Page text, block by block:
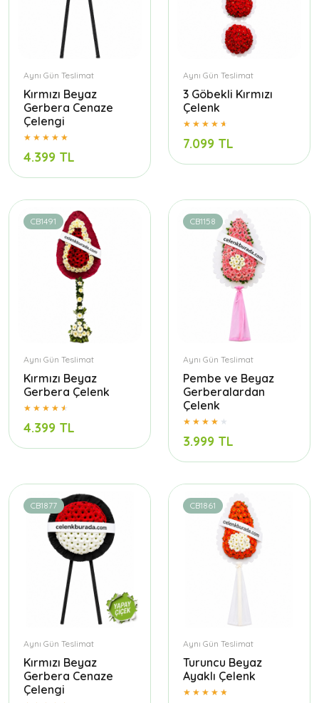
Aynı Gün Teslimat
Kırmızı Beyaz
Gerbera Cenaze
Çelengi
4.399 TL
Aynı Gün Teslimat
3 Göbekli Kırmızı
Çelenk
7.099 TL
CB1491
Aynı Gün Teslimat
Kırmızı Beyaz
Gerbera Çelenk
4.399 TL
CB1158
Aynı Gün Teslimat
Pembe ve Beyaz
Gerberalardan
Çelenk
3.999 TL
CB1877
Aynı Gün Teslimat
Kırmızı Beyaz
Gerbera Cenaze
Çelengi
CB1861
Aynı Gün Teslimat
Turuncu Beyaz
Ayaklı Çelenk